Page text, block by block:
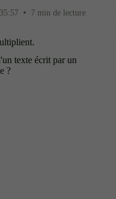
• 7 min de lecture
texte écrit par un
?